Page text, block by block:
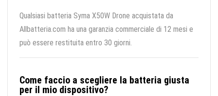
Qualsiasi batteria Syma X50W Drone acquistata da
Allbatteria.com ha una garanzia commerciale di 12 mesi e
può essere restituita entro 30 giorni.
Come faccio a scegliere la batteria giusta
per il mio dispositivo?